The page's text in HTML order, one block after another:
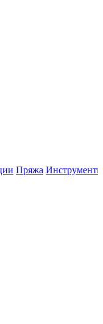
Пряжа Инструменты